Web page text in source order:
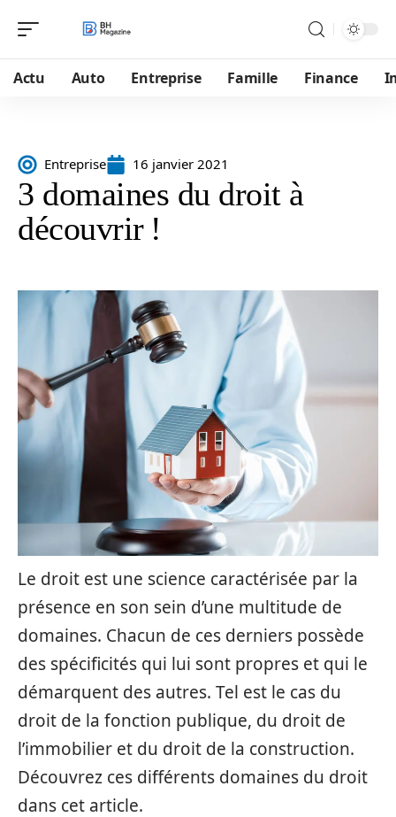
Actu Auto Entreprise Famille Finance
Entreprise 16 janvier 2021
3 domaines du droit à
découvrir !
Le droit est une science caractérisée par la
présence en son sein d’une multitude de
domaines. Chacun de ces derniers possède
des spécificités qui lui sont propres et qui le
démarquent des autres. Tel est le cas du
droit de la fonction publique, du droit de
l’immobilier et du droit de la construction.
Découvrez ces différents domaines du droit
dans cet article.